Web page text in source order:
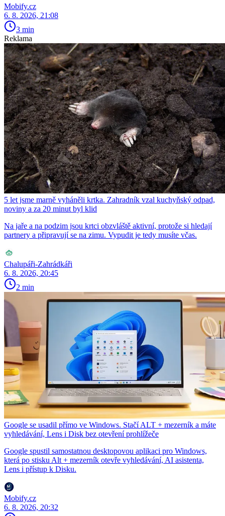
Mobify.cz
6. 8. 2026, 21:08
3 min
Reklama
5 let jsme marně vyháněli krtka. Zahradník vzal kuchyňský odpad,
noviny a za 20 minut byl klid
Na jaře a na podzim jsou krtci obzvláště aktivní, protože si hledají
partnery a připravují se na zimu. Vypudit je tedy musíte včas.
Chalupáři-Zahrádkáři
6. 8. 2026, 20:45
2 min
Google se usadil přímo ve Windows. Stačí ALT + mezerník a máte
vyhledávání, Lens i Disk bez otevření prohlížeče
Google spustil samostatnou desktopovou aplikaci pro Windows,
která po stisku Alt + mezerník otevře vyhledávání, AI asistenta,
Lens i přístup k Disku.
Mobify.cz
6. 8. 2026, 20:32